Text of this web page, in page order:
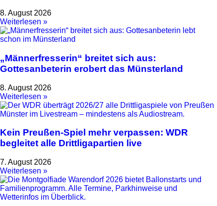
8. August 2026
Weiterlesen »
„Männerfresserin“ breitet sich aus:
Gottesanbeterin erobert das Münsterland
8. August 2026
Weiterlesen »
Kein Preußen-Spiel mehr verpassen: WDR
begleitet alle Drittligapartien live
7. August 2026
Weiterlesen »